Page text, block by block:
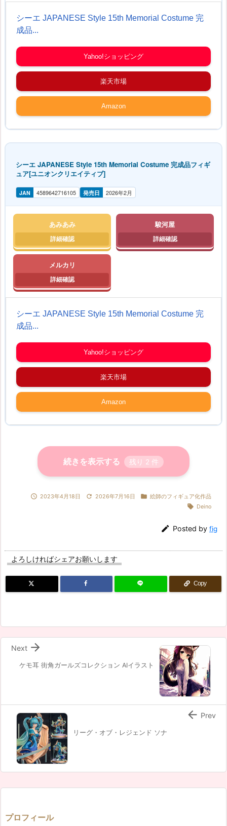
シーエ JAPANESE Style 15th Memorial Costume 完
成品...
Yahoo!ショッピング
楽天市場
Amazon
シーエ JAPANESE Style 15th Memorial Costume 完成品フィギ
ュア[ユニオンクリエイティブ]
JAN 4589642716105 発売日 2026年2月
あみあみ 駿河屋
メルカリ
シーエ JAPANESE Style 15th Memorial Costume 完
成品...
Yahoo!ショッピング
楽天市場
Amazon
続きを表示する 残り 2 件
 2023年4月18日  2026年7月16日  絵師のフィギュア化作品
 Deino
 Posted by fig
よろしければシェアお願いします
Copy
ケモ耳 街角ガールズコレクション AIイラスト

Next
リーグ・オブ・レジェンド ソナ
 Prev
プロフィール